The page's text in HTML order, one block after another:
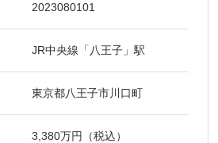
2023080101
JR中央線「八王子」駅
東京都八王子市川口町
3,380万円（税込）